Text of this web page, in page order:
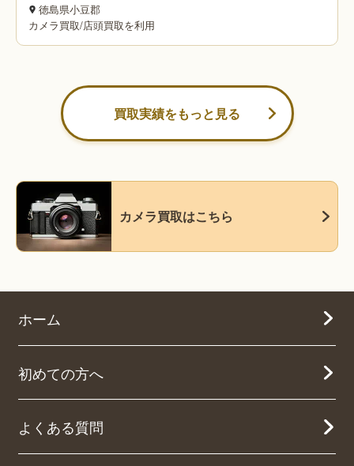
徳島県小豆郡
カメラ買取/店頭買取を利用
買取実績をもっと見る
カメラ買取はこちら
ホーム
初めての方へ
よくある質問